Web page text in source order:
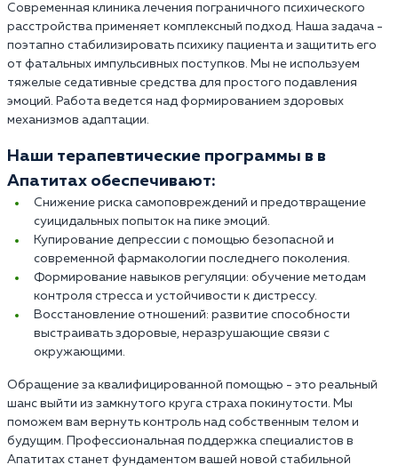
Современная клиника лечения пограничного психического
расстройства применяет комплексный подход. Наша задача -
поэтапно стабилизировать психику пациента и защитить его
от фатальных импульсивных поступков. Мы не используем
тяжелые седативные средства для простого подавления
эмоций. Работа ведется над формированием здоровых
механизмов адаптации.
Наши терапевтические программы в в
Апатитах обеспечивают:
Снижение риска самоповреждений и предотвращение
суицидальных попыток на пике эмоций.
Купирование депрессии с помощью безопасной и
современной фармакологии последнего поколения.
Формирование навыков регуляции: обучение методам
контроля стресса и устойчивости к дистрессу.
Восстановление отношений: развитие способности
выстраивать здоровые, неразрушающие связи с
окружающими.
Обращение за квалифицированной помощью - это реальный
шанс выйти из замкнутого круга страха покинутости. Мы
поможем вам вернуть контроль над собственным телом и
будущим. Профессиональная поддержка специалистов в
Апатитах станет фундаментом вашей новой стабильной